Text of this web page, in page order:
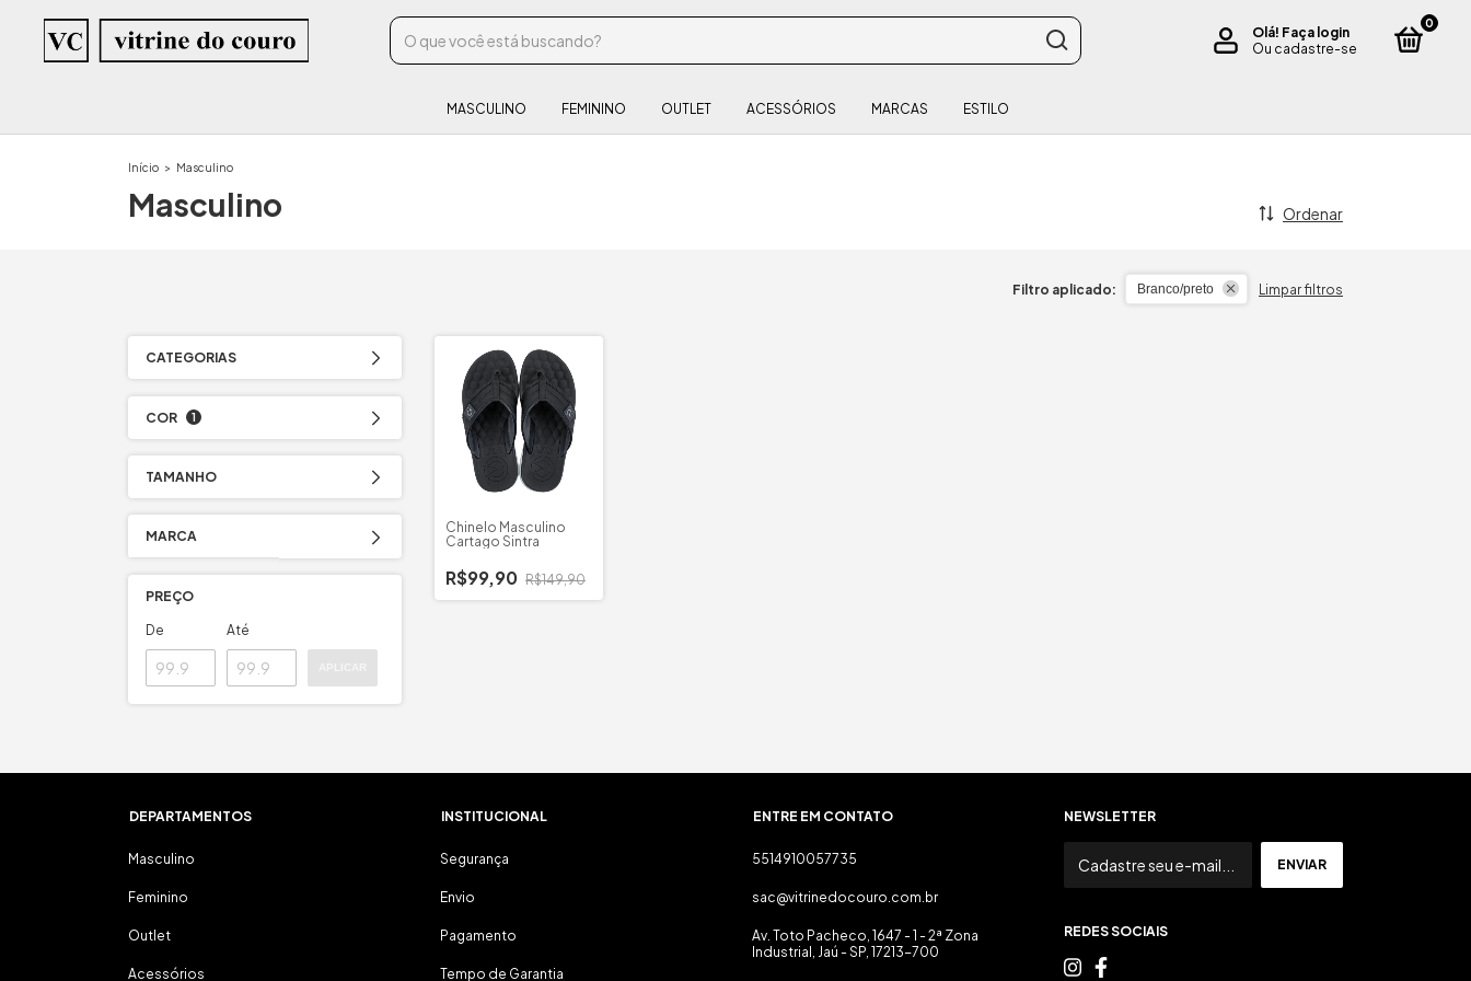
Olá! Faça login
Ou cadastre-se
0
MASCULINO FEMININO OUTLET ACESSÓRIOS MARCAS ESTILO
Início > Masculino
Masculino Ordenar
Filtro aplicado: Branco/preto Limpar filtros
CATEGORIAS
COR 1
TAMANHO
MARCA
PREÇO
De Até
Chinelo Masculino
Cartago Sintra
R$99,90 R$149,90
DEPARTAMENTOS
Masculino
Feminino
Outlet
Acessórios
INSTITUCIONAL
Segurança
Envio
Pagamento
Tempo de Garantia
ENTRE EM CONTATO
5514910057735
sac@vitrinedocouro.com.br
Av. Toto Pacheco, 1647 - 1 - 2ª Zona
Industrial, Jaú - SP, 17213-700
NEWSLETTER
REDES SOCIAIS